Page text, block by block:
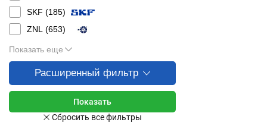
SKF (185)
ZNL (653)
Показать еще
Расширенный фильтр